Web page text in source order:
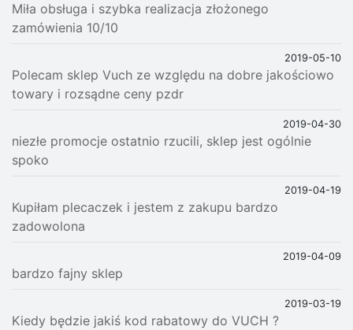
Miła obsługa i szybka realizacja złożonego
zamówienia 10/10
2019-05-10
Polecam sklep Vuch ze względu na dobre jakościowo
towary i rozsądne ceny pzdr
2019-04-30
niezłe promocje ostatnio rzucili, sklep jest ogólnie
spoko
2019-04-19
Kupiłam plecaczek i jestem z zakupu bardzo
zadowolona
2019-04-09
bardzo fajny sklep
2019-03-19
Kiedy będzie jakiś kod rabatowy do VUCH ?